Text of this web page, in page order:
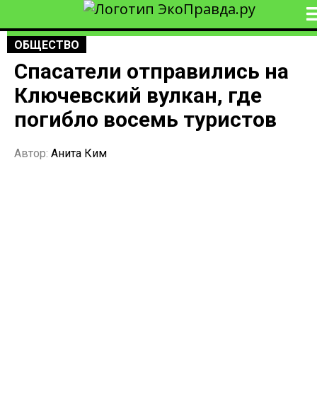
ОБЩЕСТВО
Спасатели отправились на
Ключевский вулкан, где
погибло восемь туристов
Автор: Анита Ким